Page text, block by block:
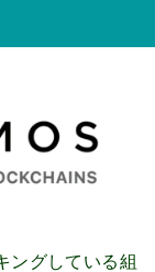
ングしている組